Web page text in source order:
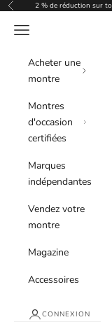
Passer au contenu
Précédent2 % de réduction sur
Menu
Acheter une
montre
Montres
d'occasion
certifiées
Marques
indépendantes
Vendez votre
montre
Magazine
Accessoires
CONNEXION